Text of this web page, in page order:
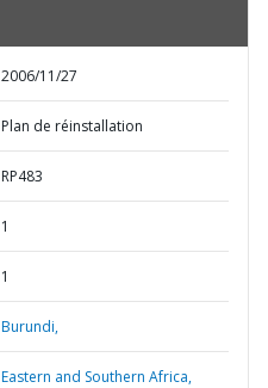
2006/11/27
Plan de réinstallation
RP483
1
1
Burundi,
Eastern and Southern Africa,